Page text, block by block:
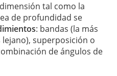
tal como la
de profundidad se
: bandas (la más
superposición o
de ángulos de